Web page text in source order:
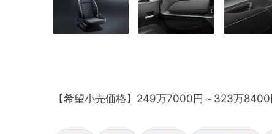
【希望小売価格】249万7000円～323万8400